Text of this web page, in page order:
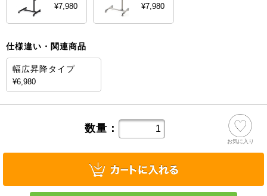
¥7,980 ¥7,980
仕様違い・関連商品
幅広昇降タイプ
¥6,980
数量：
お気に入り